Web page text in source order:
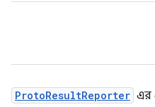
ProtoResultReporter এর